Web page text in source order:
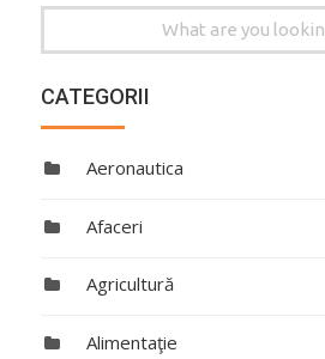
Search
CATEGORII
Aeronautica
Afaceri
Agricultură
Alimentaţie